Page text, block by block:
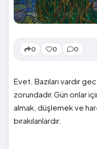
0 0 0
Evet. Bazıları vardır
zorundadır.Gün onlar
almak, düşlemek ve
bırakılanlardır.